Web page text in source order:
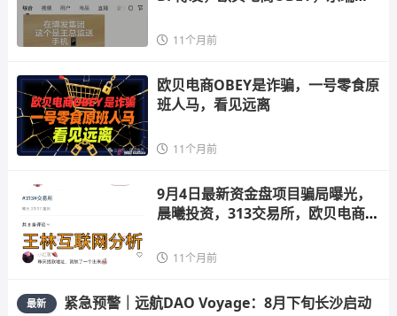
11个月前
欧贝电商OBEY是诈骗，一号零食原
班人马，看见远离
11个月前
9月4日最新资金盘项目骗局曝光，
晨曦投资，313交易所，欧贝电商，
11个月前
最新
紧急预警｜远航DAO Voyage：8月下旬长沙启动